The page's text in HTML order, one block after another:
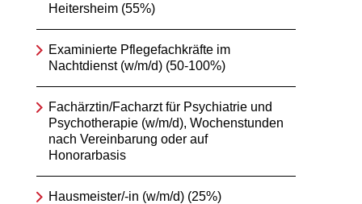
Heitersheim (55%)
Examinierte Pflegefachkräfte im
Nachtdienst (w/m/d) (50-100%)
Fachärztin/Facharzt für Psychiatrie und
Psychotherapie (w/m/d), Wochenstunden
nach Vereinbarung oder auf
Honorarbasis
Hausmeister/-in (w/m/d) (25%)